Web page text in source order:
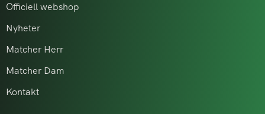
Officiell webshop
Nyheter
Matcher Herr
Matcher Dam
Kontakt